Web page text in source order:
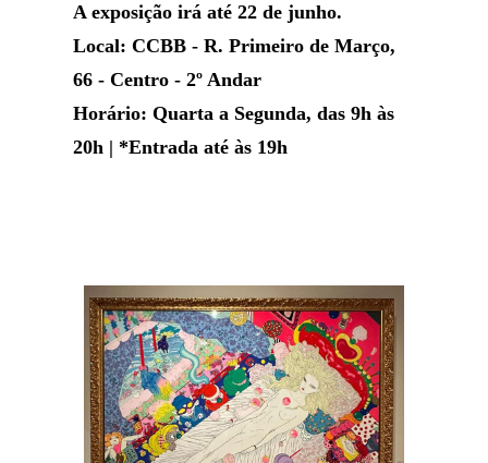
A exposição irá até 22 de junho.
Local: CCBB - R. Primeiro de Março,
66 - Centro - 2º Andar
Horário: Quarta a Segunda, das 9h às
20h | *Entrada até às 19h